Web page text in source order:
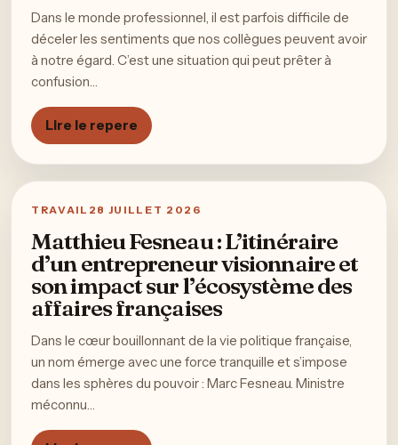
Dans le monde professionnel, il est parfois difficile de
déceler les sentiments que nos collègues peuvent avoir
à notre égard. C’est une situation qui peut prêter à
confusion…
Lire le repere
TRAVAIL 28 JUILLET 2026
Matthieu Fesneau : L’itinéraire
d’un entrepreneur visionnaire et
son impact sur l’écosystème des
affaires françaises
Dans le cœur bouillonnant de la vie politique française,
un nom émerge avec une force tranquille et s’impose
dans les sphères du pouvoir : Marc Fesneau. Ministre
méconnu…